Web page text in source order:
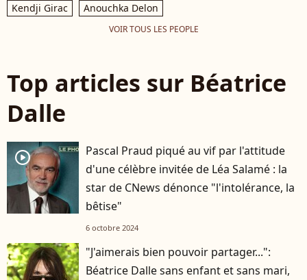
Kendji Girac
Anouchka Delon
VOIR TOUS LES PEOPLE
Top articles sur Béatrice
Dalle
player2
Pascal Praud piqué au vif par l'attitude
d'une célèbre invitée de Léa Salamé : la
star de CNews dénonce "l'intolérance, la
bêtise"
6 octobre 2024
"J'aimerais bien pouvoir partager...":
Béatrice Dalle sans enfant et sans mari,